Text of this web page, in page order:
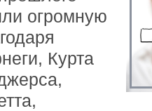
огромную
Курта